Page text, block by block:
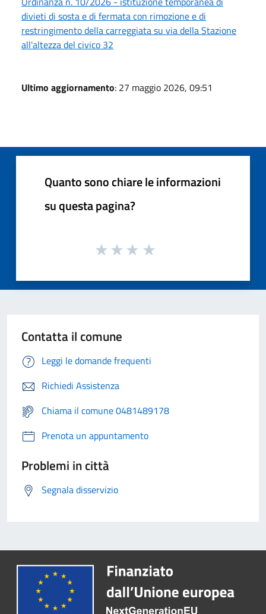
divieti di sosta e di fermata con rimozione e di
restringimento della carreggiata su via della Stazione
all'altezza del civico 32
Ultimo aggiornamento: 27 maggio 2026, 09:51
Quanto sono chiare le informazioni
su questa pagina?
Contatta il comune
Leggi le domande frequenti
Richiedi Assistenza
Chiama il comune 0481489178
Prenota un appuntamento
Problemi in città
Segnala disservizio